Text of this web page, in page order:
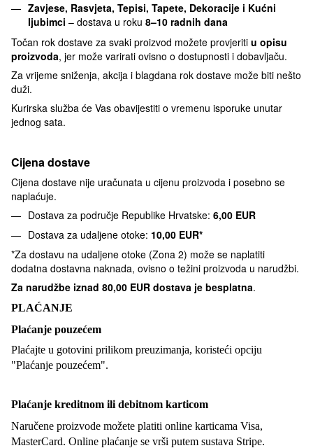
Zavjese, Rasvjeta, Tepisi, Tapete, Dekoracije i Kućni
ljubimci – dostava u roku 8–10 radnih dana
Točan rok dostave za svaki proizvod možete provjeriti u opisu
proizvoda, jer može varirati ovisno o dostupnosti i dobavljaču.
Za vrijeme sniženja, akcija i blagdana rok dostave može biti nešto
duži.
Kurirska služba će Vas obavijestiti o vremenu isporuke unutar
jednog sata.
Cijena dostave
Cijena dostave nije uračunata u cijenu proizvoda i posebno se
naplaćuje.
Dostava za područje Republike Hrvatske: 6,00 EUR
Dostava za udaljene otoke: 10,00 EUR*
*Za dostavu na udaljene otoke (Zona 2) može se naplatiti
dodatna dostavna naknada, ovisno o težini proizvoda u narudžbi.
Za narudžbe iznad 80,00 EUR dostava je besplatna.
PLAĆANJE
Plaćanje pouzećem
Plaćajte u gotovini prilikom preuzimanja, koristeći opciju
"Plaćanje pouzećem".
Plaćanje kreditnom ili debitnom karticom
Naručene proizvode možete platiti online karticama Visa,
MasterCard. Online plaćanje se vrši putem sustava Stripe.